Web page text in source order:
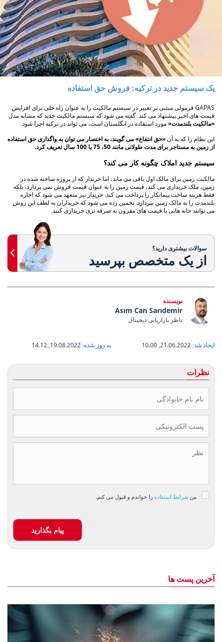
یک سیستم جدید در ترکیه: فروش حق استفاده
GAPAS فرمولی مبتنی بر تغییر در سیستم مالکیت را به عنوان راه حلی برای افزایش
قیمت های اخیر پیشنهاد می کند. گفته می شود که سیستم مالکیت جدید که مشابه مدل
«مالکیت بلندمدت»مورد استفاده در انگلستان است، می تواند در ترکیه اجرا شود.
این نظام را که به آن«حق انتفاع» می گویند، به اختصار می توان به واگذاری حق استفاده
از زمین به مستاجر برای مدت طولانی مانند 50، 75 یا 100 سال تعریف کرد.
سیستم جدید املاک چگونه کار می کند؟
مالکیت زمین برای مالک اول باقی می ماند، اما خریدار که از پروژه ساخته شده در
زمین، ملک خریداری می کند، قیمت زمین را به عنوان قیمت فروش نمی پردازد، بلکه
فقط هزینه ساخت پیمانکار را پرداخت می کند. خریدار نیز متعهد می شود که اجاره
بلندمدت را به مالک زمین بپردازد. تخمین زده می شود که خریداران به لطف این روش
می توانند خانه هایی با قیمت های مقرون به صرفه تری خریداری کنند.
سوالات بیشتری دارید؟
از یک متخصص بپرسید
نویسنده
Asım Can Sarıdemir
ناظر بازاریابی دیجیتال
ایجاد شد: به روز شده:
نظرات
من شرایط استفاده را خواندم و قبول می کنم.
پیام بگذارید
آخرین پست ها